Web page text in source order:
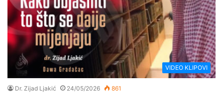
VIDEO KLIPOVI
Dr. Zijad Ljakić 24/05/2026 861